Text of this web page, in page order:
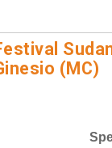
(MC)